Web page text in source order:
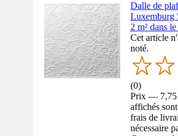
Dalle de
Luxemburg
2 m² dans
Cet article
noté.
(0)
Prix — 7,75
affichés
frais de
nécessaire